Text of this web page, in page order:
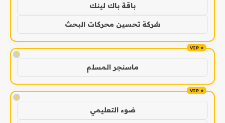
باقة باك لينك
شركة تحسين محركات البحث
!
ماسنجر المسلم
!
ضوء التعليمي